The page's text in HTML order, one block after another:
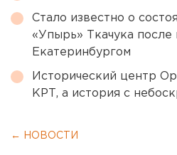
Стало известно о
«Упырь» Ткачука
Екатеринбургом
Исторический центр
КРТ, а история с
← НОВОСТИ